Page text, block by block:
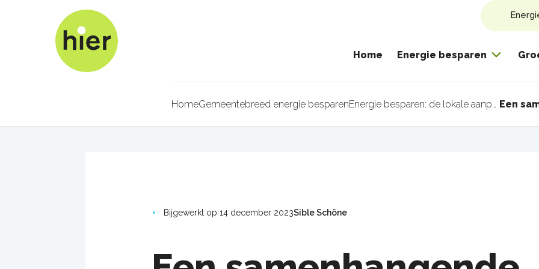
Home Energie besparen
Kruimelpad
HomeGemeentebreed energie besparen Energie besparen: de lokale aanpak
Bijgewerkt op 14 december 2023Sible Schöne